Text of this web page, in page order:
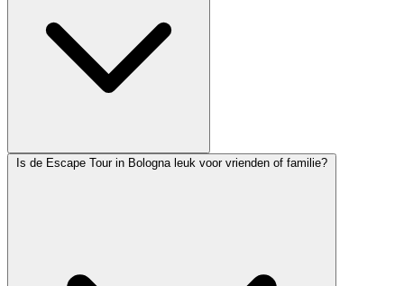
Is de Escape Tour in Bologna leuk voor vrienden of familie?